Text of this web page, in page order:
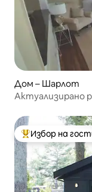
Дом – Шарлот
Актуализирано
Най-популярен
Избор на